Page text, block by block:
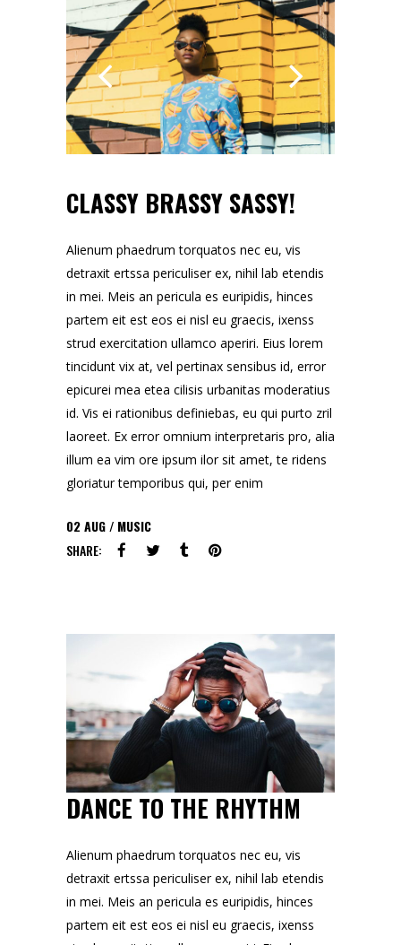
CLASSY BRASSY SASSY!
Alienum phaedrum torquatos nec eu, vis
detraxit ertssa periculiser ex, nihil lab etendis
in mei. Meis an pericula es euripidis, hinces
partem eit est eos ei nisl eu graecis, ixenss
strud exercitation ullamco aperiri. Eius lorem
tincidunt vix at, vel pertinax sensibus id, error
epicurei mea etea cilisis urbanitas moderatius
id. Vis ei rationibus definiebas, eu qui purto zril
laoreet. Ex error omnium interpretaris pro, alia
illum ea vim ore ipsum ilor sit amet, te ridens
gloriatur temporibus qui, per enim
02AUG
MUSIC
SHARE:
DANCE TO THE RHYTHM
Alienum phaedrum torquatos nec eu, vis
detraxit ertssa periculiser ex, nihil lab etendis
in mei. Meis an pericula es euripidis, hinces
partem eit est eos ei nisl eu graecis, ixenss